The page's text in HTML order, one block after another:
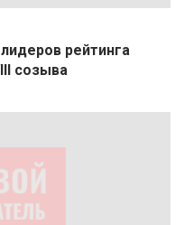
рейтинга
созыва